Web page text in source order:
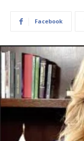
Facebook